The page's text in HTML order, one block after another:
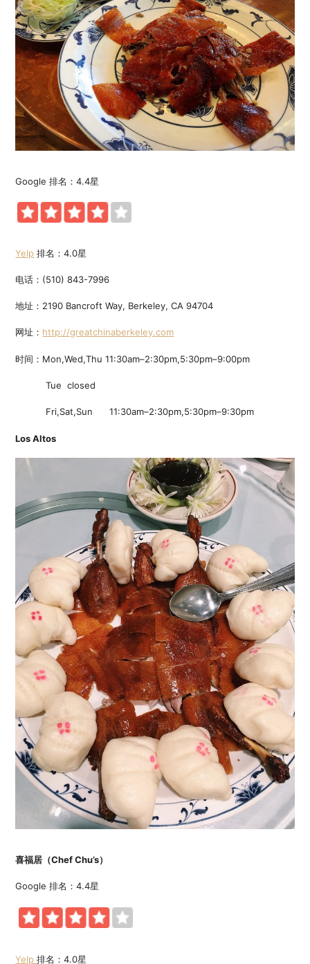
Google 排名：4.4星
Yelp 排名：4.0星
电话：(510) 843-7996
地址：2190 Bancroft Way, Berkeley, CA 94704
网址： http://greatchinaberkeley.com
时间：Mon,Wed,Thu 11:30am–2:30pm,5:30pm–9:00pm
Tue closed
Fri,Sat,Sun 11:30am–2:30pm,5:30pm–9:30pm
Los Altos
喜福居（Chef Chu’s）
Google 排名：4.4星
Yelp排名：4.0星